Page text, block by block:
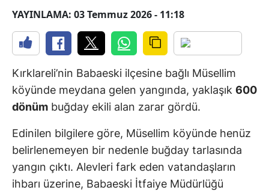
YAYINLAMA: 03 Temmuz 2026 - 11:18
Kırklareli’nin Babaeski ilçesine bağlı Müsellim
köyünde meydana gelen yangında, yaklaşık 600
dönüm buğday ekili alan zarar gördü.
Edinilen bilgilere göre, Müsellim köyünde henüz
belirlenemeyen bir nedenle buğday tarlasında
yangın çıktı. Alevleri fark eden vatandaşların
ihbarı üzerine, Babaeski İtfaiye Müdürlüğü